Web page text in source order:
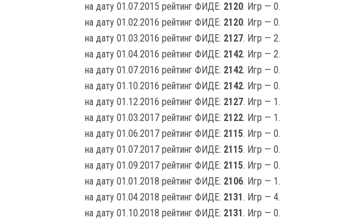
на дату 01.07.2015 рейтинг ФИДЕ: 2120. Игр — 0.
на дату 01.02.2016 рейтинг ФИДЕ: 2120. Игр — 0.
на дату 01.03.2016 рейтинг ФИДЕ: 2127. Игр — 2.
на дату 01.04.2016 рейтинг ФИДЕ: 2142. Игр — 2.
на дату 01.07.2016 рейтинг ФИДЕ: 2142. Игр — 0.
на дату 01.10.2016 рейтинг ФИДЕ: 2142. Игр — 0.
на дату 01.12.2016 рейтинг ФИДЕ: 2127. Игр — 1.
на дату 01.03.2017 рейтинг ФИДЕ: 2122. Игр — 1.
на дату 01.06.2017 рейтинг ФИДЕ: 2115. Игр — 0.
на дату 01.07.2017 рейтинг ФИДЕ: 2115. Игр — 0.
на дату 01.09.2017 рейтинг ФИДЕ: 2115. Игр — 0.
на дату 01.01.2018 рейтинг ФИДЕ: 2106. Игр — 1.
на дату 01.04.2018 рейтинг ФИДЕ: 2131. Игр — 4.
на дату 01.10.2018 рейтинг ФИДЕ: 2131. Игр — 0.